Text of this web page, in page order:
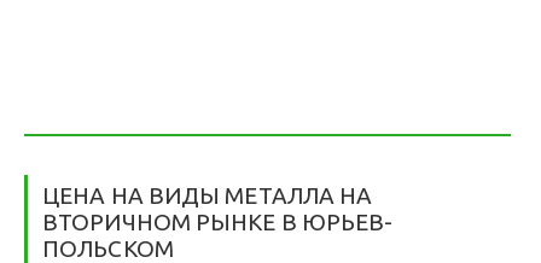
ЦЕНА НА ВИДЫ МЕТАЛЛА НА
ВТОРИЧНОМ РЫНКЕ В ЮРЬЕВ-
ПОЛЬСКОМ